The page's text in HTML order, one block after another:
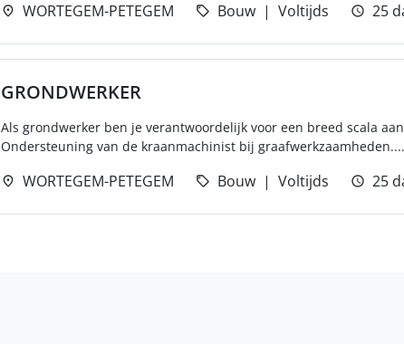
WORTEGEM-PETEGEM Bouw Voltijds 25
GRONDWERKER
Als grondwerker ben je verantwoordelijk voor een breed scala
Ondersteuning van de kraanmachinist bij graafwerkzaamheden....
WORTEGEM-PETEGEM Bouw Voltijds 25